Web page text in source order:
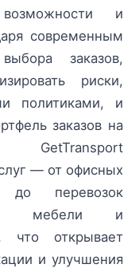
и
современным
заказов,
риски,
политиками, и
заказов на
GetTransport
— от офисных
перевозок
мебели и
что открывает
и улучшения